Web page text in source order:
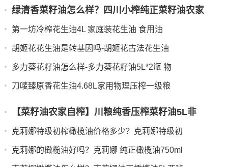
绿清香菜籽油怎么样？四川小榨纯正菜籽油农家
第一坊冷榨花生油4L 家庭装花生油 食用油
胡姬花花生油是转基因吗-胡姬花古法花生油
多力葵花籽油怎么样-多力葵花籽油5L*2瓶 物
刀唛臻原香花生油4.68L家用物理压榨一级粮
【菜籽油农家自榨】川粮纯香压榨菜籽油5L非
克莉娜特级初榨橄榄油价格多少？克莉娜特级初
克莉娜的橄榄油好吗？克莉娜 纯正橄榄油750ml